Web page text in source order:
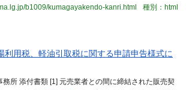
b1009/kumagayakendo-kanri.html
種別：html
利用税、軽油引取税に関する申請申告様式に
所 添付書類 [1] 元売業者との間に締結された販売契